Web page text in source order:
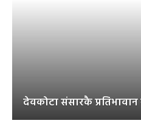
देवकोटा संसारकै